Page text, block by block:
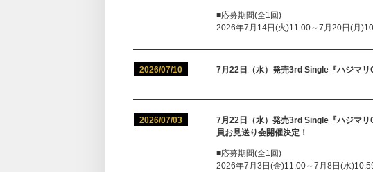
■応募期間(全1回)
2026年7月14日(火)11:00～7月20日(月
2026/07/10 7月22日（水）発売3rd Single『ハジマリ
2026/07/03
7月22日（水）発売3rd Single『ハジマ
員お見送り会開催決定！
■応募期間(全1回)
2026年7月3日(金)11:00～7月8日(水